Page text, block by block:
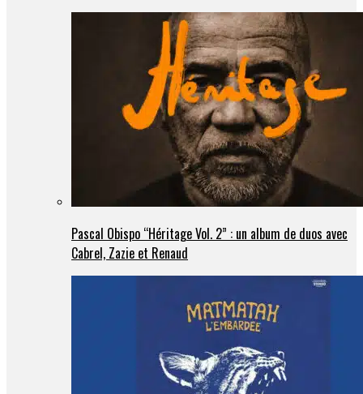
Pascal Obispo “Héritage Vol. 2” : un album de duos avec
Cabrel, Zazie et Renaud